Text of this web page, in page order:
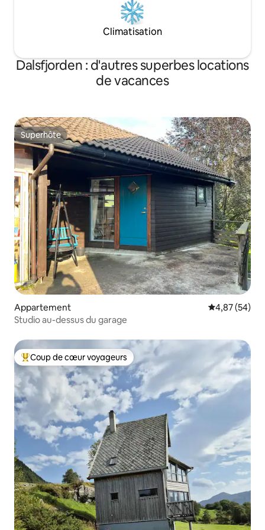
Climatisation
Dalsfjorden : d'autres superbes locations
de vacances
Superhôte
Superhôte
Appartement Évaluation
4,87 (54)
Studio au-dessus du garage
Coups de cœur voyageurs les plus appréciés
Coup de cœur voyageurs